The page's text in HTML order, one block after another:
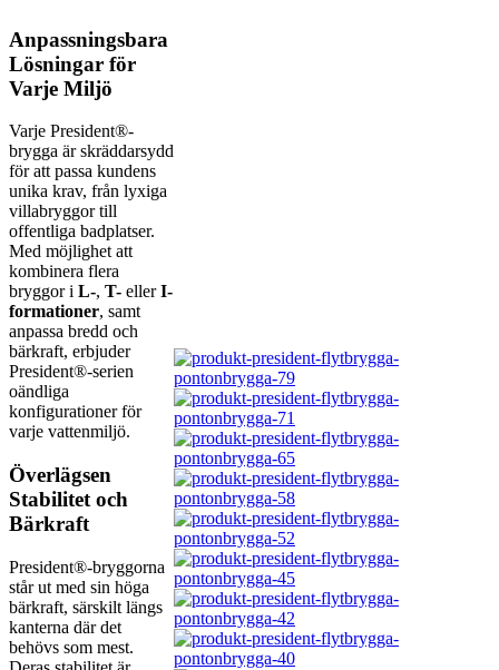
Anpassningsbara
Lösningar för
Varje Miljö
Varje President®-
brygga är skräddarsydd
för att passa kundens
unika krav, från lyxiga
villabryggor till
offentliga badplatser.
Med möjlighet att
kombinera flera
bryggor i L-, T- ellerI-
formationer, samt
anpassa bredd och
bärkraft, erbjuder
President®-serien
oändliga
konfigurationer för
varje vattenmiljö.
Överlägsen
Stabilitet och
Bärkraft
President®-bryggorna
står ut med sin höga
bärkraft, särskilt längs
kanterna där det
behövs som mest.